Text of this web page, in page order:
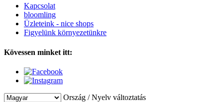
Kapcsolat
bloomling
Üzleteink - nice shops
Figyelünk környezetünkre
Kövessen minket itt:
Ország / Nyelv változtatás